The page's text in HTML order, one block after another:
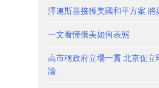
澤連斯基接獲美國和平方案 將
一文看懂俄美如何表態
高市稱政府立場一貫 北京促立
論